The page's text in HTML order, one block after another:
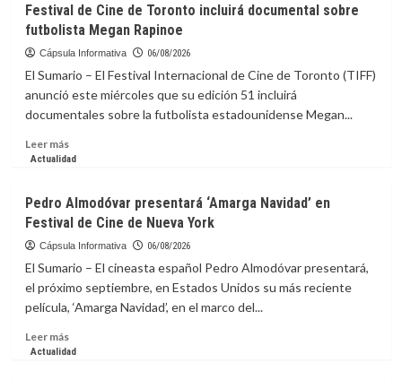
Relationships
europeas
rechazan
la
de
las
competiciones
la
Festival de Cine de Toronto incluirá documental sobre
futbolista Megan Rapinoe
Cápsula Informativa 06/08/2026
El Sumario – El Festival Internacional de Cine de Toronto (TIFF)
anunció este miércoles que su edición 51 incluirá
documentales sobre la futbolista estadounidense Megan...
Leer másLeer
más
de
Cine
de
incluirá
documental
sobre
Megan
Actualidad
Pedro Almodóvar presentará ‘Amarga Navidad’ en
Festival de Cine de Nueva York
Cápsula Informativa 06/08/2026
El Sumario – El cineasta español Pedro Almodóvar presentará,
el próximo septiembre, en Estados Unidos su más reciente
película, ‘Amarga Navidad’, en el marco del...
Leer másLeer
más
Actualidad